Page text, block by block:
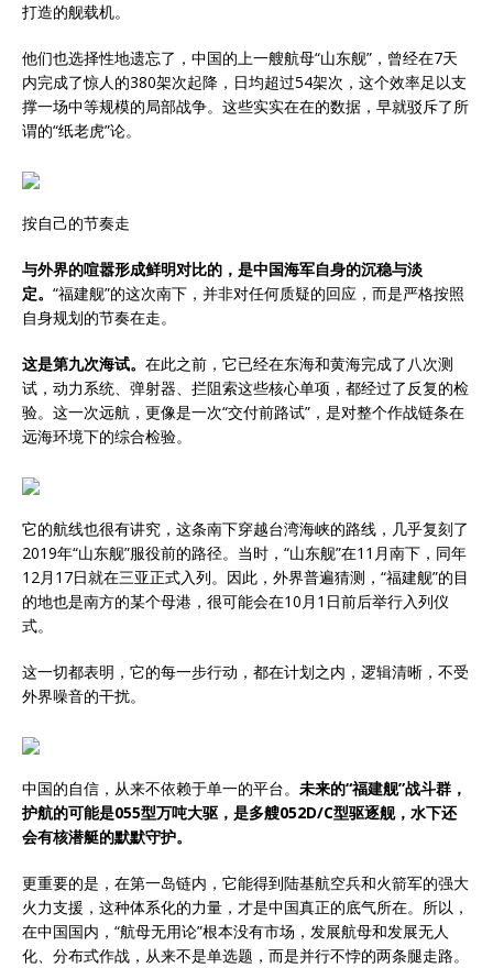
打造的舰载机。
他们也选择性地遗忘了，中国的上一艘航母“山东舰”，曾经在7天
内完成了惊人的380架次起降，日均超过54架次，这个效率足以支
撑一场中等规模的局部战争。这些实实在在的数据，早就驳斥了所
谓的“纸老虎”论。
按自己的节奏走
与外界的喧嚣形成鲜明对比的，是中国海军自身的沉稳与淡
定。 “福建舰”的这次南下，并非对任何质疑的回应，而是严格按照
自身规划的节奏在走。
这是第九次海试。 在此之前，它已经在东海和黄海完成了八次测
试，动力系统、弹射器、拦阻索这些核心单项，都经过了反复的检
验。这一次远航，更像是一次“交付前路试”，是对整个作战链条在
远海环境下的综合检验。
它的航线也很有讲究，这条南下穿越台湾海峡的路线，几乎复刻了
2019年“山东舰”服役前的路径。当时，“山东舰”在11月南下，同年
12月17日就在三亚正式入列。因此，外界普遍猜测，“福建舰”的目
的地也是南方的某个母港，很可能会在10月1日前后举行入列仪
式。
这一切都表明，它的每一步行动，都在计划之内，逻辑清晰，不受
外界噪音的干扰。
中国的自信，从来不依赖于单一的平台。 未来的“福建舰”战斗群，
护航的可能是055型万吨大驱，是多艘052D/C型驱逐舰，水下还
会有核潜艇的默默守护。
更重要的是，在第一岛链内，它能得到陆基航空兵和火箭军的强大
火力支援，这种体系化的力量，才是中国真正的底气所在。所以，
在中国国内，“航母无用论”根本没有市场，发展航母和发展无人
化、分布式作战，从来不是单选题，而是并行不悖的两条腿走路。